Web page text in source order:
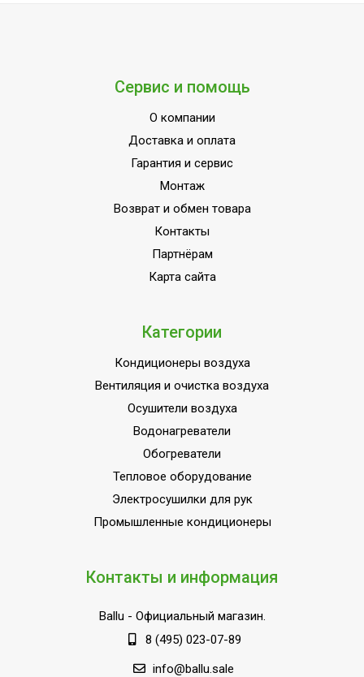
Сервис и помощь
О компании
Доставка и оплата
Гарантия и сервис
Монтаж
Возврат и обмен товара
Контакты
Партнёрам
Карта сайта
Категории
Кондиционеры воздуха
Вентиляция и очистка воздуха
Осушители воздуха
Водонагреватели
Обогреватели
Тепловое оборудование
Электросушилки для рук
Промышленные кондиционеры
Контакты и информация
Ballu - Официальный магазин.
8 (495) 023-07-89
info@ballu.sale